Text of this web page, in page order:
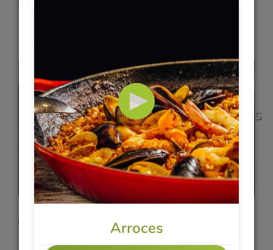
Vídeo 3
Goi Cuon - Rollitos Vietnamitas
con verduras y gambas
COCINA VIETNAMITAArroces